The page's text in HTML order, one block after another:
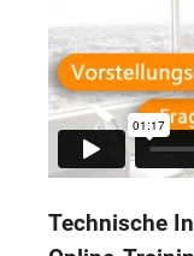
Technische